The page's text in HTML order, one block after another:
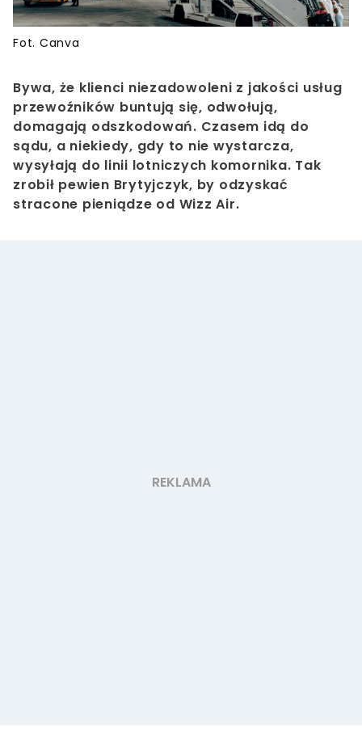
Fot. Canva
Bywa, że klienci niezadowoleni z jakości usług
przewoźników buntują się, odwołują,
domagają odszkodowań. Czasem idą do
sądu, a niekiedy, gdy to nie wystarcza,
wysyłają do linii lotniczych komornika. Tak
zrobił pewien Brytyjczyk, by odzyskać
stracone pieniądze od Wizz Air.